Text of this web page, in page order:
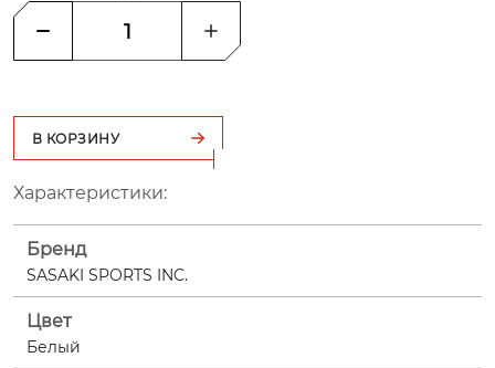
В КОРЗИНУ
Характеристики:
Бренд
SASAKI SPORTS INC.
Цвет
Белый